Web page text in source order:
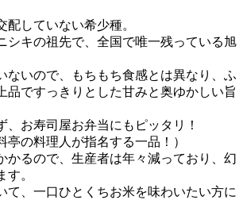
配していない希少種。
シキの祖先で、全国で唯一残っている旭
ないので、もちもち食感とは異なり、ふ
品ですっきりとした甘みと奥ゆかしい旨
、お寿司屋お弁当にもピッタリ！
亭の料理人が指名する一品！）
かるので、生産者は年々減っており、幻
。
て、一口ひとくちお米を味わいたい方に